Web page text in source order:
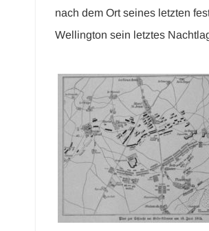
nach dem Ort seines letzten
Wellington sein letztes